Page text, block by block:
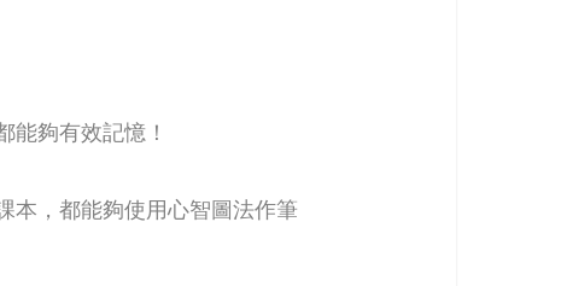
能夠有效記憶！
本，都能夠使用心智圖法作筆